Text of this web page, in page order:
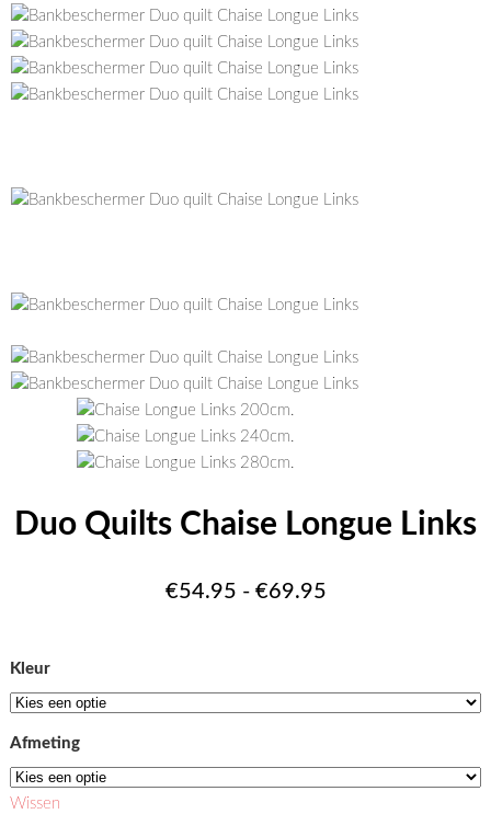
Duo Quilts Chaise Longue Links
€54.95 - €69.95Prijsklasse:
€69.95
Kleur
Afmeting
Wissen